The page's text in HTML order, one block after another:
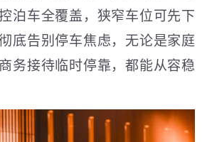
泊车全覆盖，狭窄车位可先下
底告别停车焦虑，无论是家庭
务接待临时停靠，都能从容稳